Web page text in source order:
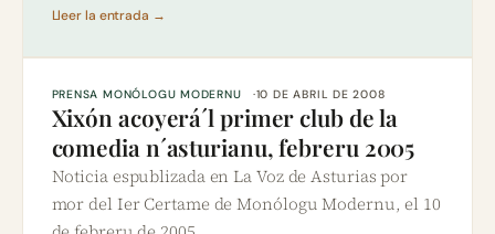
Lleer la entrada →
PRENSA MONÓLOGU MODERNU 10 DE ABRIL DE 2008
Xixón acoyerá´l primer club de la
comedia n´asturianu, febreru 2005
Noticia espublizada en La Voz de Asturias por
mor del Ier Certame de Monólogu Modernu, el 10